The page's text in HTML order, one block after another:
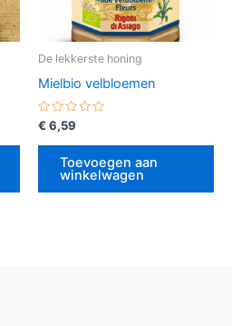
De lekkerste honing
Mielbio velbloemen
Gewaardeerd
0
uit
€ 6,59
Toevoegen aan
winkelwagen